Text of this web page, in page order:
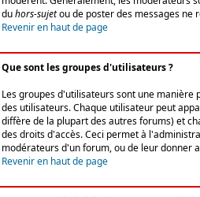
duhors-sujetou de poster des messages ne
Revenir en haut de page
Que sont les groupes d'utilisateurs ?
Les groupes d'utilisateurs sont une
des utilisateurs. Chaque utilisateur peut
diffère de la plupart des autres forums) et
des droits d'accès. Ceci permet à
modérateurs d'un forum, ou de leur donner
Revenir en haut de page